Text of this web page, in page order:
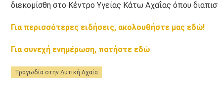
διεκομίσθη στο Κέντρο Υγείας Κάτω Αχαΐας όπου
Για περισσότερες ειδήσεις, ακολουθήστε μας εδώ!
Για συνεχή ενημέρωση, πατήστε εδώ
Τραγωδία στην Δυτική Αχαΐα